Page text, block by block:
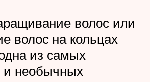
волос или
волос на кольцах
из самых
и необычных